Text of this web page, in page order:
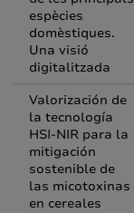
espècies
domèstiques.
Una visió
digitalitzada
Valorización de
la tecnología
HSI-NIR para la
mitigación
sostenible de
las micotoxinas
en cereales